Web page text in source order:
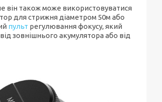
він також може використовуватися
для стрижня діаметром 50м або
пульт регулювання фокусу, який
зовнішнього акумулятора або від